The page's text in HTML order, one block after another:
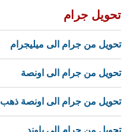
تحويل جرام
تحويل من جرام الى ميليجرام
تحويل من جرام الى اونصة
تحويل من جرام الى اونصة ذهب
تحويل من جرام الى باوند